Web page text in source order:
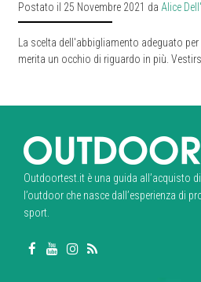
Postato il 25 Novembre 2021 da Alice
La scelta dell'abbigliamento adeguato
merita un occhio di riguardo in più.
Outdoortest.it è una guida all’acquisto
l’outdoor che nasce dall’esperienza di
sport.